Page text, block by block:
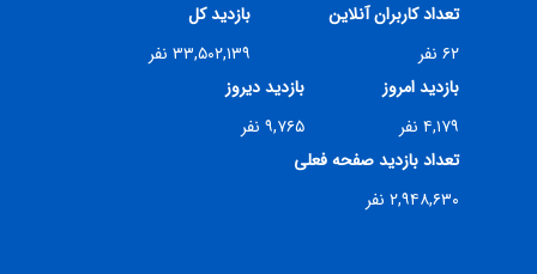
تعداد کاربران آنلاین
۶۲ نفر
بازدید کل
۳۳,۵۰۲,۱۳۹ نفر
بازدید امروز
۴,۱۷۹ نفر
بازدید دیروز
۹,۷۶۵ نفر
تعداد بازدید صفحه فعلی
۲,۹۴۸,۶۳۰ نفر